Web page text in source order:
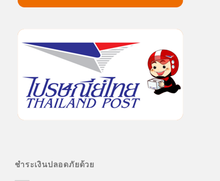
ชำระเงินปลอดภัยด้วย